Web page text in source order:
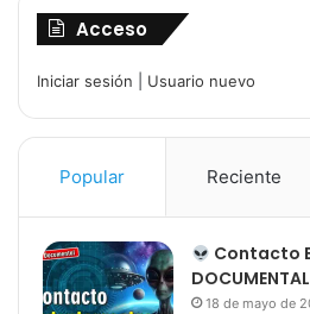
Acceso
Iniciar sesión Usuario nuevo
Popular Reciente
Contacto
18 de mayo de